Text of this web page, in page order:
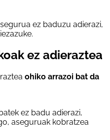
ez baduzu adierazi,
ez adieraztea
ohiko arrazoi bat da
ez badu adierazi,
aseguruak kobratzea